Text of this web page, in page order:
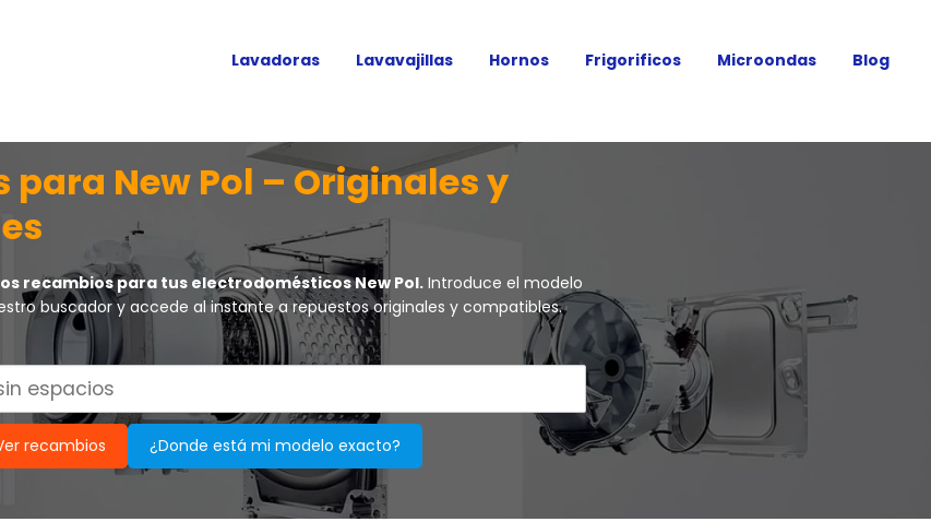
Lavadoras Lavavajillas Hornos Frigorificos Microondas Blog
para New Pol – Originales y
recambios para tus electrodomésticos New Pol.Introduce el modelo
buscador y accede al instante a repuestos originales y compatibles.
recambios ¿Donde está mi modelo exacto?